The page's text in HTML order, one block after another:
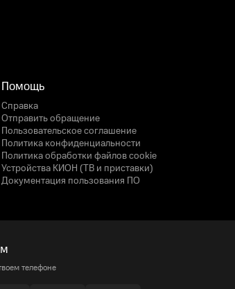
Помощь
Справка
Отправить обращение
Пользовательское соглашение
Политика конфиденциальности
Политика обработки файлов cookie
Устройства КИОН (ТВ и приставки)
Документация пользования ПО
телефоне